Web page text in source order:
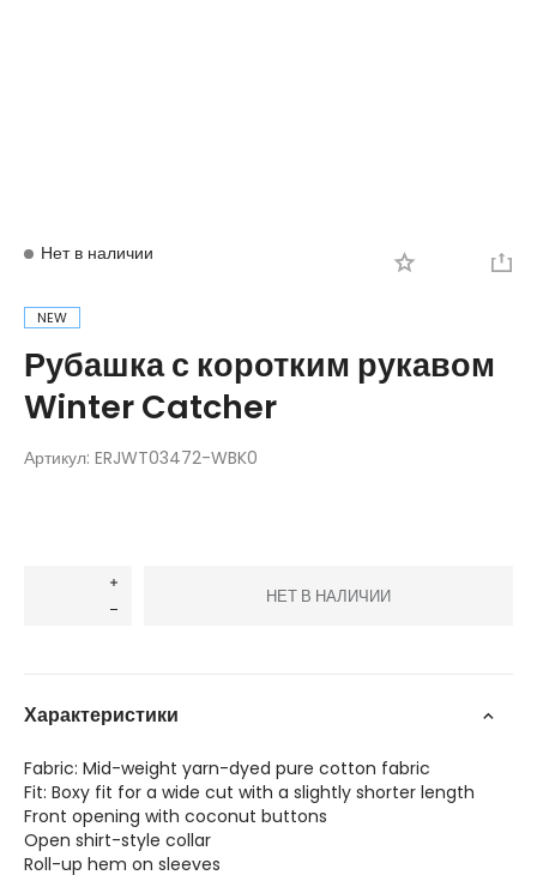
Нет в наличии
NEW
Рубашка с коротким рукавом
Winter Catcher
Артикул: ERJWT03472-WBK0
НЕТ В НАЛИЧИИ
Характеристики
Fabric: Mid-weight yarn-dyed pure cotton fabric
Fit: Boxy fit for a wide cut with a slightly shorter length
Front opening with coconut buttons
Open shirt-style collar
Roll-up hem on sleeves